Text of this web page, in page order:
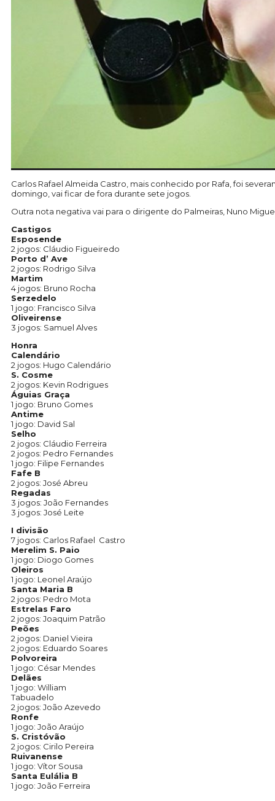
Carlos Rafael Almeida Castro, mais conhecido por Rafa, foi
domingo, vai ficar de fora durante sete jogos.
Outra nota negativa vai para o dirigente do Palmeiras, Nuno
Castigos
Esposende
2 jogos: Cláudio Figueiredo
Porto d’ Ave
2 jogos: Rodrigo Silva
Martim
4 jogos: Bruno Rocha
Serzedelo
1 jogo: Francisco Silva
Oliveirense
3 jogos: Samuel Alves
Honra
Calendário
2 jogos: Hugo Calendário
S. Cosme
2 jogos: Kevin Rodrigues
Águias Graça
1 jogo: Bruno Gomes
Antime
1 jogo: David Sal
Selho
2 jogos: Cláudio Ferreira
2 jogos: Pedro Fernandes
1 jogo: Filipe Fernandes
Fafe B
2 jogos: José Abreu
Regadas
3 jogos: João Fernandes
3 jogos: José Leite
I divisão
7 jogos: Carlos Rafael Castro
Merelim S. Paio
1 jogo: Diogo Gomes
Oleiros
1 jogo: Leonel Araújo
Santa Maria B
2 jogos: Pedro Mota
Estrelas Faro
2 jogos: Joaquim Patrão
Peões
2 jogos: Daniel Vieira
2 jogos: Eduardo Soares
Polvoreira
1 jogo: César Mendes
Delães
1 jogo: William
Tabuadelo
2 jogos: João Azevedo
Ronfe
1 jogo: João Araújo
S. Cristóvão
2 jogos: Cirilo Pereira
Ruivanense
1 jogo: Vítor Sousa
Santa Eulália B
1 jogo: João Ferreira